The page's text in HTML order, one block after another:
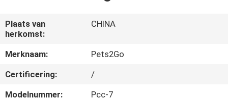
ONGEVEER
ONS
FABRIEKSREIS
Plaats van
herkomst:
CHINA
Merknaam:
Pets2Go
Certificering:
/
Modelnummer:
Pcc-7